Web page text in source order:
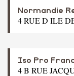
Normandie
4 RUE D ILE
Iso Pro
4 B RUE